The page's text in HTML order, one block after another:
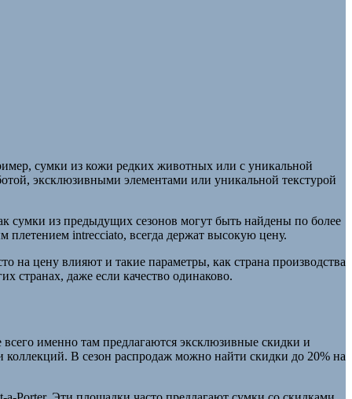
сумки из кожи редких животных или с уникальной
эксклюзивными элементами или уникальной текстурой
сумки из предыдущих сезонов могут быть найдены по более
intrecciato, всегда держат высокую цену.
на цену влияют и такие параметры, как страна производства
странах, даже если качество одинаково.
именно там предлагаются эксклюзивные скидки и
В сезон распродаж можно найти скидки до 20% на